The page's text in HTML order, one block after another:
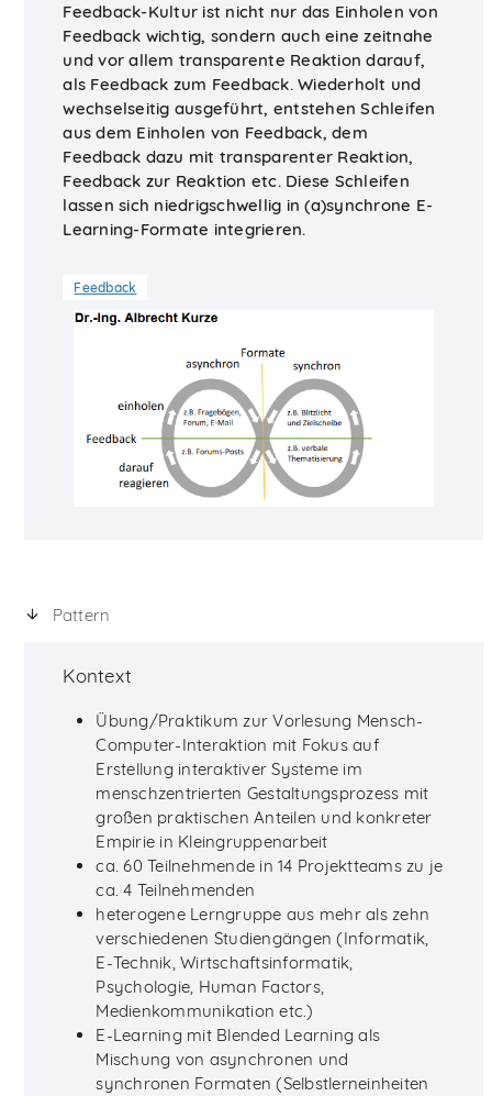
Feedback-Kultur ist nicht nur das Einholen von
Feedback wichtig, sondern auch eine zeitnahe
und vor allem transparente Reaktion darauf,
als Feedback zum Feedback. Wiederholt und
wechselseitig ausgeführt, entstehen Schleifen
aus dem Einholen von Feedback, dem
Feedback dazu mit transparenter Reaktion,
Feedback zur Reaktion etc. Diese Schleifen
lassen sich niedrigschwellig in (a)synchrone E-
Learning-Formate integrieren.
Feedback
Pattern
Kontext
Übung/Praktikum zur Vorlesung Mensch-
Computer-Interaktion mit Fokus auf
Erstellung interaktiver Systeme im
menschzentrierten Gestaltungsprozess mit
großen praktischen Anteilen und konkreter
Empirie in Kleingruppenarbeit
ca. 60 Teilnehmende in 14 Projektteams zu je
ca. 4 Teilnehmenden
heterogene Lerngruppe aus mehr als zehn
verschiedenen Studiengängen (Informatik,
E-Technik, Wirtschaftsinformatik,
Psychologie, Human Factors,
Medienkommunikation etc.)
E-Learning mit Blended Learning als
Mischung von asynchronen und
synchronen Formaten (Selbstlerneinheiten